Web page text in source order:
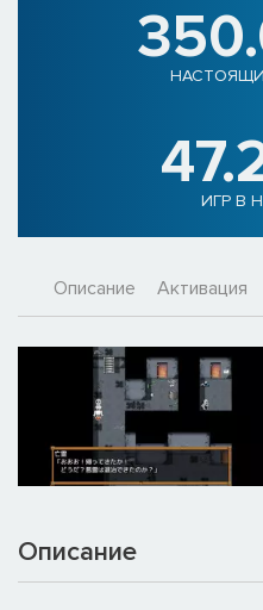
ИГР В
Описание Активация
Описание